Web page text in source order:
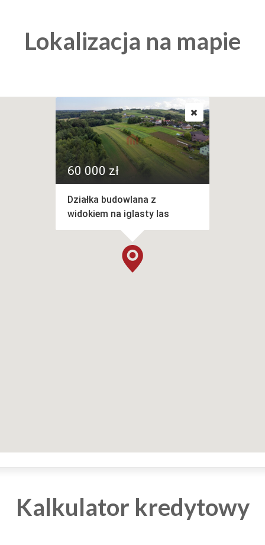
Lokalizacja na mapie
60 000 zł
Działka budowlana z
widokiem na iglasty las
Kalkulator kredytowy